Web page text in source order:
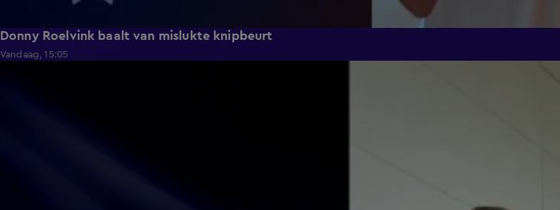
Donny Roelvink baalt van mislukte knipbeurt
Vandaag, 15:05